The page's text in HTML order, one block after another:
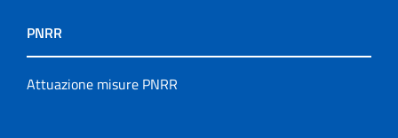
PNRR
Attuazione misure PNRR